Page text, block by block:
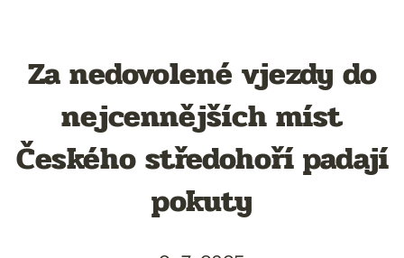
Za nedovolené vjezdy do
nejcennějších míst
Českého středohoří padají
pokuty